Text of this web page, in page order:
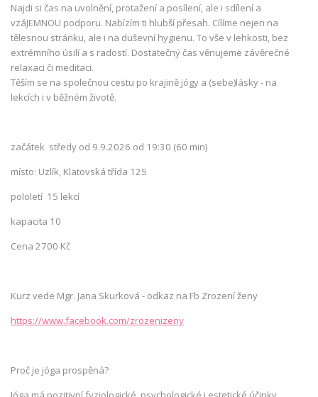
Najdi si čas na uvolnění, protažení a posílení, ale i sdílení a
vzáJEMNOU podporu. Nabízím ti hlubší přesah. Cílíme nejen na
tělesnou stránku, ale i na duševní hygienu. To vše v lehkosti, bez
extrémního úsilí a s radostí. Dostatečný čas věnujeme závěrečné
relaxaci či meditaci.
Těším se na společnou cestu po krajině jógy a (sebe)lásky - na
lekcích i v běžném životě.
začátek středy od 9.9.2026 od 19:30 (60 min)
místo: Uzlík, Klatovská třída 125
pololetí 15 lekcí
kapacita 10
Cena 2700 Kč
Kurz vede Mgr. Jana Skurková - odkaz na Fb Zrození ženy
https://www.facebook.com/zrozenizeny
Proč je jóga prospěná?